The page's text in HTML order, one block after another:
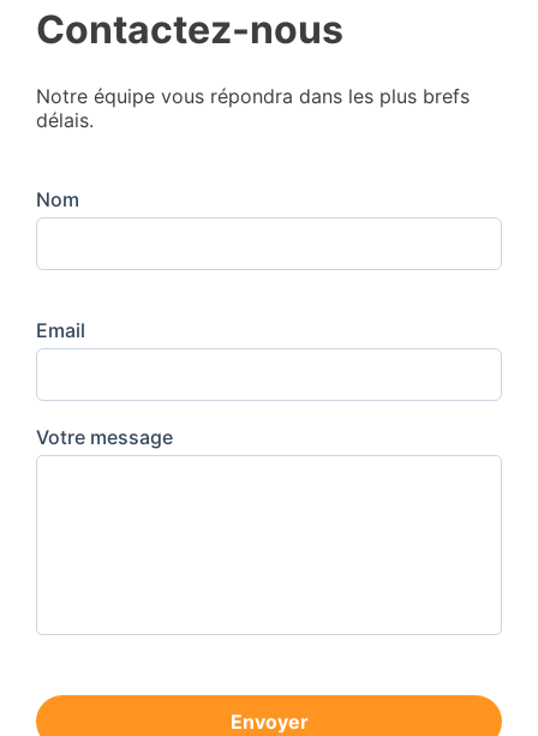
Contactez-nous
Notre équipe vous répondra dans les plus brefs
délais.
Nom
Email
Votre message
Envoyer